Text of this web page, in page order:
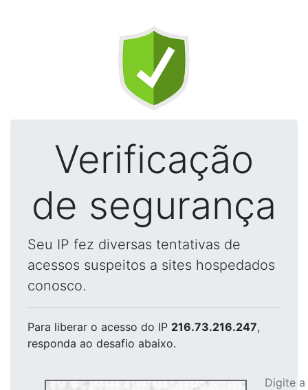
Verificação
de segurança
Seu IP fez diversas tentativas de
acessos suspeitos a sites hospedados
conosco.
Para liberar o acesso do IP 216.73.216.247,
responda ao desafio abaixo.
Digite